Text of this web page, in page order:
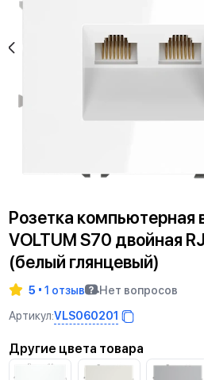
Розетка компьютерная
VOLTUM S70 двойная
(белый глянцевый)
5 1 отзыв
Нет вопросов
Артикул:VLS060201
Другие цвета товара